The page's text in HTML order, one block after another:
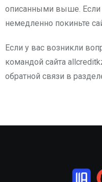
описанными выше. Если
немедленно покиньте
Если у вас возникли
командой сайта
обратной связи в